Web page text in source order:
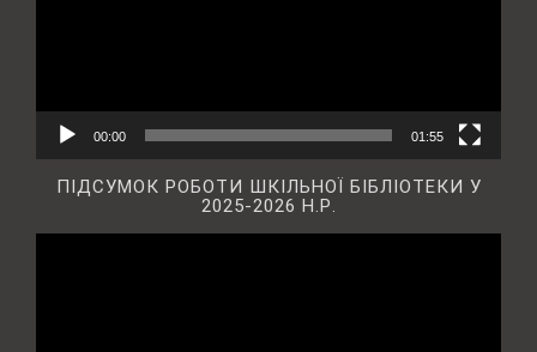
00:00 01:55
ПІДСУМОК РОБОТИ ШКІЛЬНОЇ БІБЛІОТЕКИ У
2025-2026 Н.Р.